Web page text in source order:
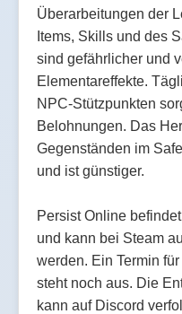
Überarbeitungen der
Items, Skills und des
sind gefährlicher und
Elementareffekte.
NPC-Stützpunkten
Belohnungen. Das
Gegenständen im
und ist günstiger.
Persist Online
und kann bei Steam
werden. Ein Termin
steht noch aus. Die
kann auf Discord